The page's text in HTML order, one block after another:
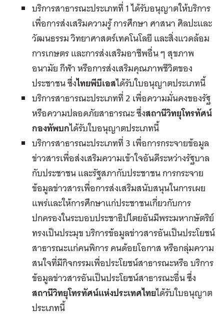
บริการสาธารณะประเภทที่ 1 ได้รับอนุญาตให้บริการ
เพื่อการส่งเสริมความรู้ การศึกษา ศาสนา ศิลปะและ
วัฒนธรรม วิทยาศาสตร์เทคโนโลยี และสิ่งแวดล้อม
การเกษตร และการส่งเสริมอาชีพอื่น ๆ สุขภาพ
อนามัย กีฬา หรือการส่งเสริมคุณภาพชีวิตของ
ประชาชน ซึ่งไทยพีบีเอสได้รับใบอนุญาตประเภทนี้
บริการสาธารณะประเภทที่ 2 เพื่อความมั่นคงของรัฐ
หรือความปลอดภัยสาธารณะ ซึ่งสถานีวิทยุโทรทัศน์
กองทัพบกได้รับใบอนุญาตประเภทนี้
บริการสาธารณะประเภทที่ 3 เพื่อการกระจายข้อมูล
ข่าวสารเพื่อส่งเสริมความเข้าใจอันดีระหว่างรัฐบาล
กับประชาชน และรัฐสภากับประชาชน การกระจาย
ข้อมูลข่าวสารเพื่อการส่งเสริมสนับสนุนในการเผย
แพร่และให้การศึกษาแก่ประชาชนเกี่ยวกับการ
ปกครองในระบอบประชาธิปไตยอันมีพระมหากษัตริย์
ทรงเป็นประมุข บริการข้อมูลข่าวสารอันเป็นประโยชน์
สาธารณะแก่คนพิการ คนด้อยโอกาส หรือกลุ่มความ
สนใจที่มีกิจกรรมเพื่อประโยชน์สาธารณะหรือ บริการ
ข้อมูลข่าวสารอันเป็นประโยชน์สาธารณะอื่น ซึ่ง
สถานีวิทยุโทรทัศน์แห่งประเทศไทยได้รับใบอนุญาต
ประเภทนี้